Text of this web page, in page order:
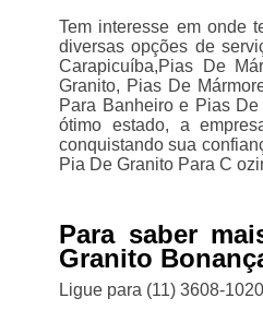
Tem interesse em onde
diversas opções de
Carapicuíba,Pias De
Granito, Pias De
Para Banheiro e Pias
ótimo estado, a
conquistando sua
Pia De Granito Para C
Para saber
Granito
Ligue para (11) 3608-1020